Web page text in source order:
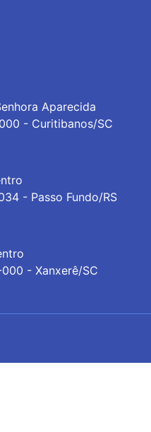
Aparecida
- Curitibanos/SC
- Passo Fundo/RS
- Xanxerê/SC